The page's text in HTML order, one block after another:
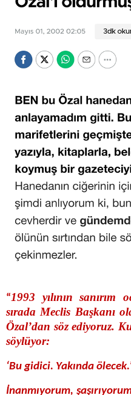
“1993 yılının
sırada Meclis Başkanı
Özal’dan söz ediyoruz.
söylüyor:
‘Bu gidici. Yakında
İnanmıyorum,